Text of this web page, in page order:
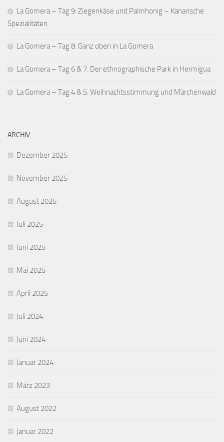
La Gomera – Tag 9: Ziegenkäse und Palmhonig – Kanarische
Spezialitäten
La Gomera – Tag 8: Ganz oben in La Gomera
La Gomera – Tag 6 & 7: Der ethnographische Park in Hermigua
La Gomera – Tag 4 & 5: Weihnachtsstimmung und Märchenwald
ARCHIV
Dezember 2025
November 2025
August 2025
Juli 2025
Juni 2025
Mai 2025
April 2025
Juli 2024
Juni 2024
Januar 2024
März 2023
August 2022
Januar 2022